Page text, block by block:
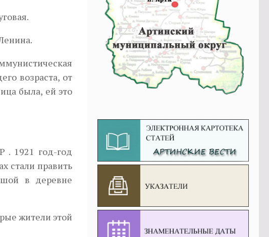
возраста, от
была, ей это
. 1921 год-год
стали править
в деревне
жители этой